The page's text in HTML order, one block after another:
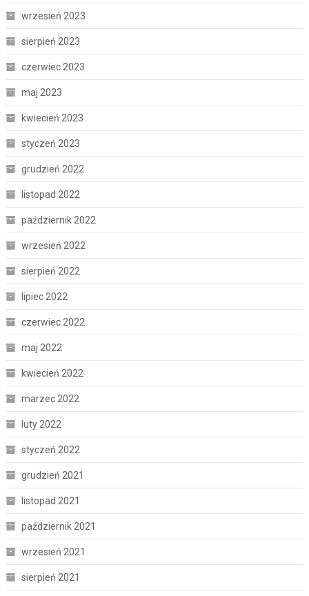
wrzesień 2023
sierpień 2023
czerwiec 2023
maj 2023
kwiecień 2023
styczeń 2023
grudzień 2022
listopad 2022
październik 2022
wrzesień 2022
sierpień 2022
lipiec 2022
czerwiec 2022
maj 2022
kwiecień 2022
marzec 2022
luty 2022
styczeń 2022
grudzień 2021
listopad 2021
październik 2021
wrzesień 2021
sierpień 2021